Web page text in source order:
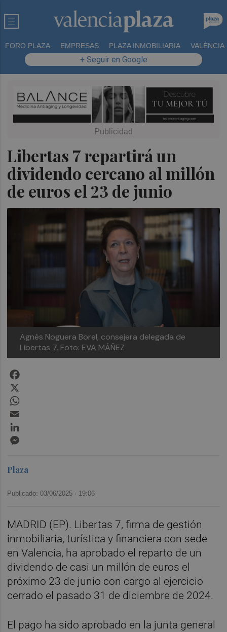
FORO PLAZA EMPRESAS PLAZA INMOBILIARIA VALÈNCIA
+ Seguir en Google
Libertas 7 repartirá un
dividendo cercano al millón
de euros el 23 de junio
Agnès Noguera Borel, consejera delegada de
Libertas 7. Foto: EVA MÁÑEZ
Plaza
Publicado: 03/06/2025 · 19:06
MADRID (EP). Libertas 7, firma de gestión
inmobiliaria, turística y financiera con sede
en Valencia, ha aprobado el reparto de un
dividendo de casi un millón de euros el
próximo 23 de junio con cargo al ejercicio
cerrado el pasado 31 de diciembre de 2024.
El pago ha sido aprobado en la junta general